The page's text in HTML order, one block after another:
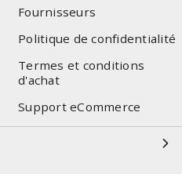
Fournisseurs
Politique de confidentialité
Termes et conditions
d'achat
Support eCommerce